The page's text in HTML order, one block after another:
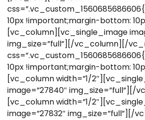
10px !important;margin-bottom:
[vc_column][vc_single_image
img_size=”full”][/vc_column][/
10px !important;margin-bottom:
[vc_column width=”1/
image=”27840″ img_size=”full”][/
[vc_column width=”1/
image=”27832″ img_size=”full”][/